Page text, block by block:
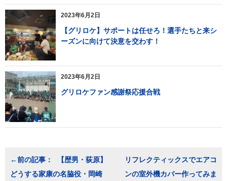
2023年6月2日
【グリロケ】サポートは任せろ！選手たちと来シ
ーズンに向けて決意を交わす！
2023年6月2日
グリロケファン感謝祭応援合戦
ナ
【歴男・荻原】
どうする家康の名脇役・岡崎
リフレクティックスでエアコ
ンの室外機カバー作ってみま